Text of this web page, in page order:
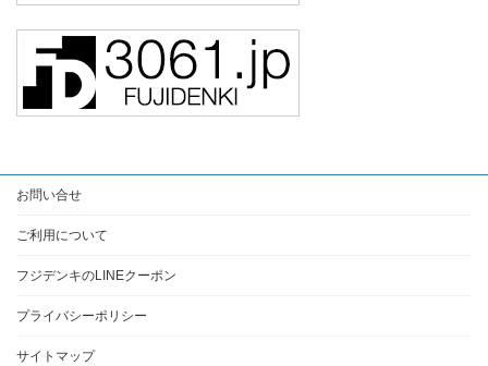
お問い合せ
ご利用について
フジデンキのLINEクーポン
プライバシーポリシー
サイトマップ